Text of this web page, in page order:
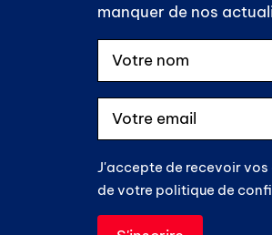
manquer de nos
J'accepte de recevoir
de votre politique de